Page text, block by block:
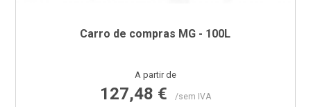
Carro de compras MG - 100L
Preço
A partir de
127,48 € /sem IVA